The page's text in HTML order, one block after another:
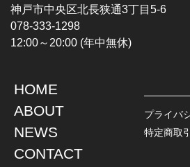
PROGLESSIVE ROCK
POPS
SOUL / R&B
TOPS
L / S SHIRT
S / S SHIRT
HAWAIIAN SHIRT
JACKET
DENIM
LEATHER
神戸市中央区北長狭通3丁目5-6
078-333-1298
12:00～20:00 (年中無休)
HOME
ABOUT
NEWS
CONTACT
プライバ
特定商取